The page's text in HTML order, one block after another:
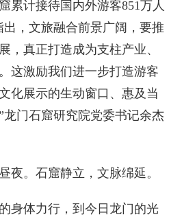
累计接待国内外游客851万人
出，文旅融合前景广阔，要推
，真正打造成为支柱产业、
这激励我们进一步打造游客
化展示的生动窗口、惠及当
门石窟研究院党委书记余杰
夜。石窟静立，文脉绵延。
身体力行，到今日龙门的光